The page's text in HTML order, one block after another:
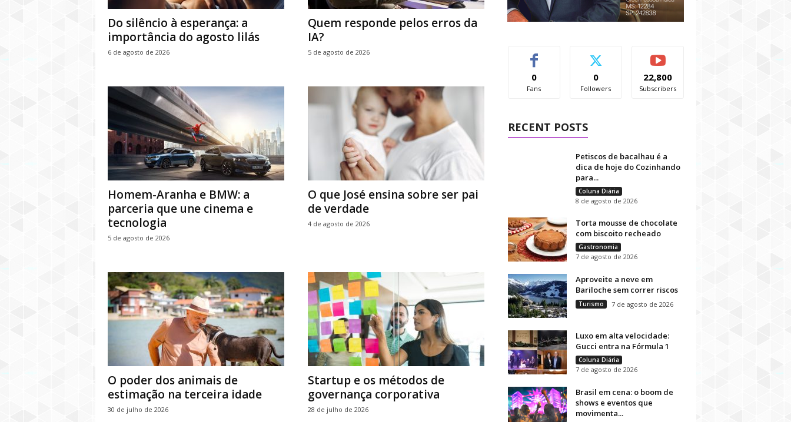
Do silêncio à esperança: a
importância do agosto lilás
6 de agosto de 2026
Quem responde pelos erros da
IA?
5 de agosto de 2026
Homem-Aranha e BMW: a
parceria que une cinema e
tecnologia
5 de agosto de 2026
O que José ensina sobre ser pai
de verdade
4 de agosto de 2026
O poder dos animais de
estimação na terceira idade
30 de julho de 2026
Startup e os métodos de
governança corporativa
28 de julho de 2026
0
Fans
0
Followers
22,800
Subscribers
RECENT POSTS
Petiscos de bacalhau é a
dica de hoje do Cozinhando
para...
Coluna Diária
8 de agosto de 2026
Torta mousse de chocolate
com biscoito recheado
Gastronomia
7 de agosto de 2026
Aproveite a neve em
Bariloche sem correr riscos
Turismo 7 de agosto de 2026
Luxo em alta velocidade:
Gucci entra na Fórmula 1
Coluna Diária
7 de agosto de 2026
Brasil em cena: o boom de
shows e eventos que
movimenta...